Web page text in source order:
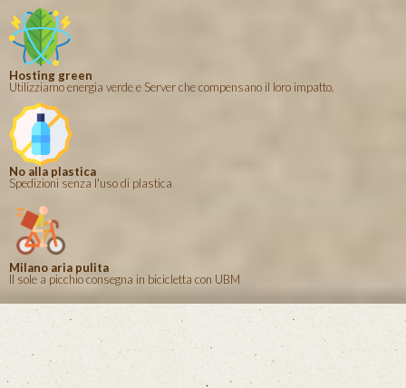
Hosting green
Utilizziamo energia verde e Server che compensano il loro impatto.
No alla plastica
Spedizioni senza l'uso di plastica
Milano aria pulita
Il sole a picchio consegna in bicicletta con UBM